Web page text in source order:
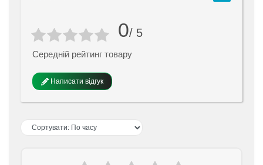
0/ 5
Середній рейтинг товару
Написати відгук